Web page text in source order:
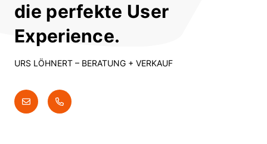
die perfekte User
Experience.
URS LÖHNERT – BERATUNG + VERKAUF